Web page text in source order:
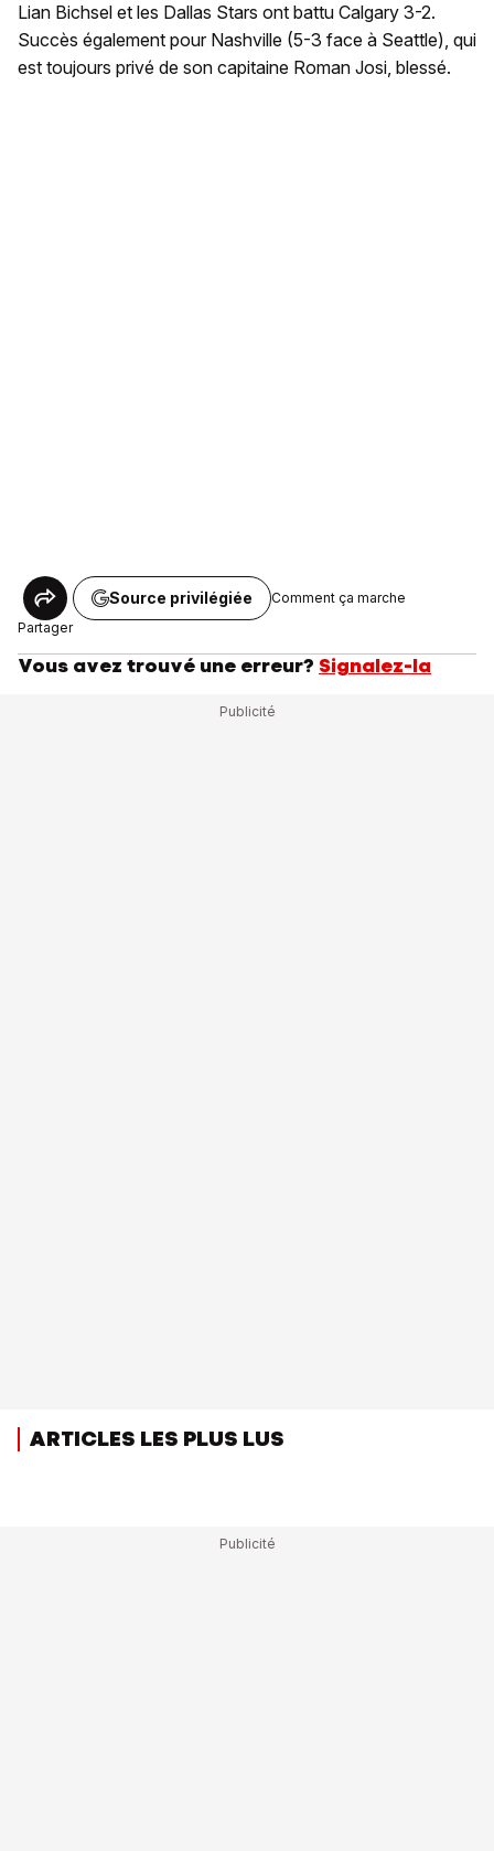
Lian Bichsel et les Dallas Stars ont battu Calgary 3-2.
Succès également pour Nashville (5-3 face à Seattle), qui
est toujours privé de son capitaine Roman Josi, blessé.
Partager
Source privilégiée Comment ça marche
Vous avez trouvé une erreur? Signalez-la
ARTICLES LES PLUS LUS